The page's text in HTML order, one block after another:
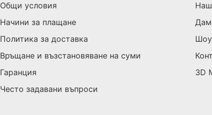
Общи условия
Начини за плащане
Политика за доставка
Връщане и възстановяване на суми
Гаранция
Често задавани въпроси
3D